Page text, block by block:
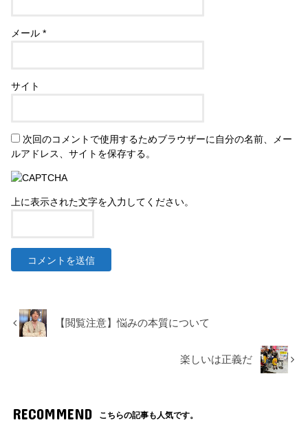
メール*
サイト
次回のコメントで使用するためブラウザーに自分の名前、メー
ルアドレス、サイトを保存する。
上に表示された文字を入力してください。
【閲覧注意】悩みの本質について
楽しいは正義だ
RECOMMEND こちらの記事も人気です。